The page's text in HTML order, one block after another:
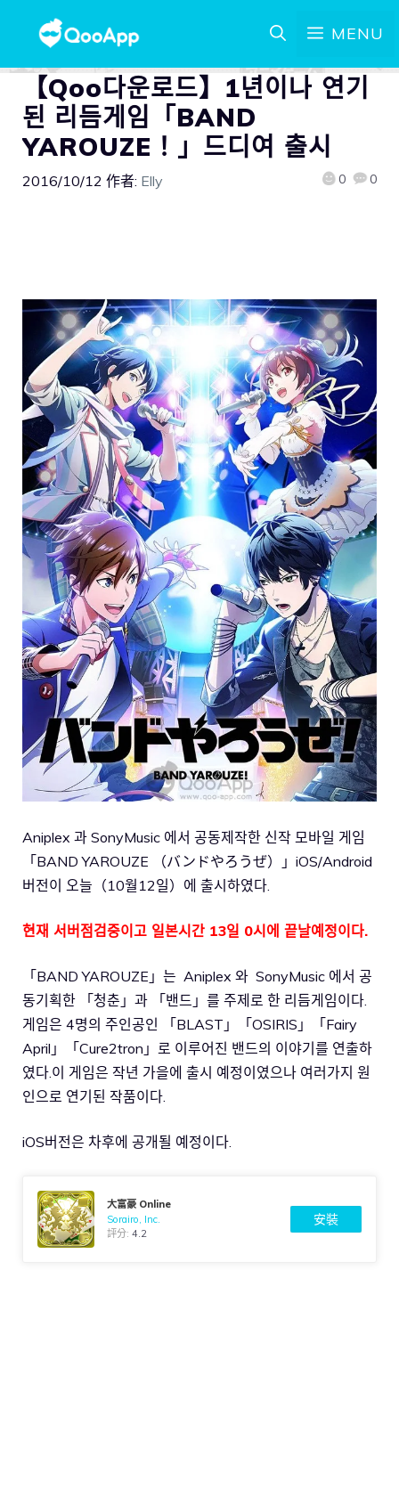
MENU
【Qoo다운로드】1년이나 연기
된 리듬게임「BAND
YAROUZE！」드디여 출시
2016/10/12 作者: Elly 0 0
Aniplex 과 SonyMusic 에서 공동제작한 신작 모바일 게임
「BAND YAROUZE （バンドやろうぜ）」iOS/Android
버전이 오늘（10월12일）에 출시하였다.
현재 서버점검중이고 일본시간 13일 0시에 끝날예정이다.
「BAND YAROUZE」는 Aniplex 와 SonyMusic 에서 공
동기획한 「청춘」과 「밴드」를 주제로 한 리듬게임이다.
게임은 4명의 주인공인 「BLAST」「OSIRIS」「Fairy
April」「Cure2tron」로 이루어진 밴드의 이야기를 연출하
였다.이 게임은 작년 가을에 출시 예정이였으나 여러가지 원
인으로 연기된 작품이다.
iOS버전은 차후에 공개될 예정이다.
大富豪 Online
Sorairo, Inc.
評分:4.2
安裝